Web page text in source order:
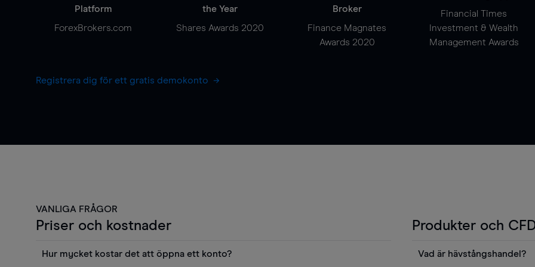
Platform
ForexBrokers.com
the Year
Shares Awards 2020
Broker
Finance Magnates
Awards 2020
Financial Times
Investment & Wealth
Management Awards
Registrera dig för ett gratis demokonto
VANLIGA FRÅGOR
Priser och kostnader
Hur mycket kostar det att öppna ett konto?
Produkter och
Vad är hävstångshandel?